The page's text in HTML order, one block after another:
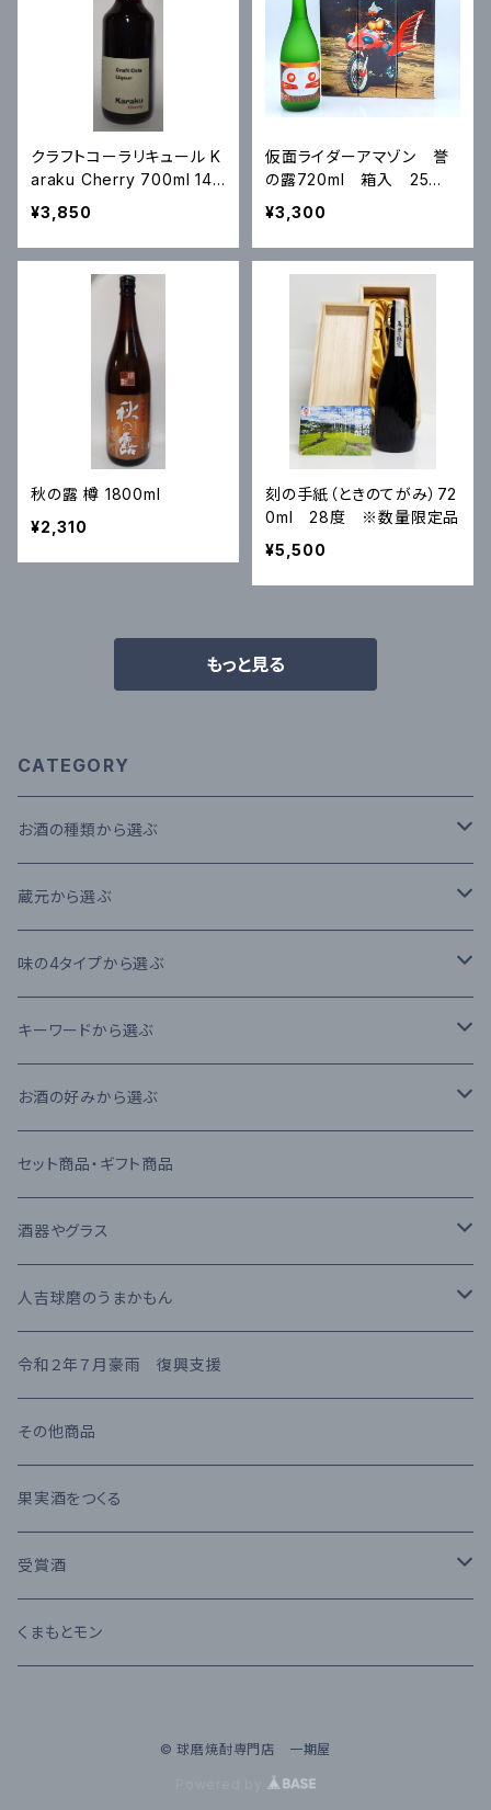
クラフトコーラリキュール K
araku Cherry 700ml 14
度
¥3,850
仮面ライダーアマゾン 誉
の露720ml 箱入 25
度 ※ミニミニアクリルスタ
ンド付き
¥3,300
秋の露 樽 1800ml
¥2,310
刻の手紙（ときのてがみ）72
0ml 28度 ※数量限定品
¥5,500
もっと見る
CATEGORY
お酒の種類から選ぶ
本格米焼酎
本格芋焼酎
本格麦焼酎
原酒
リキュール
果実酒
梅酒
熊本県産 日本酒
蔵元から選ぶ
大石酒造場
木下醸造所
寿福酒造場
常楽酒造
繊月酒造
高田酒造場
高橋酒造
堤酒造
恒松酒造
豊永酒造
鳥飼酒造
味の4タイプから選ぶ
フレーバータイプ
ライトタイプ
リッチタイプ
キャラクタータイプ
キーワードから選ぶ
減圧蒸留法
常圧蒸留法
樽熟成
長期熟成古酒 3年以上
長期熟成古酒 10年以上
受賞酒
アルコール度数 30%以上
アルコール度数 20%未満
アルコール度数 25%前後
お酒の好みから選ぶ
日本酒
吟醸酒
芋焼酎
麦焼酎
ウイスキー
ブランデー
カクテル
ワイン
セット商品・ギフト商品
酒器やグラス
RIEDEL
KIHARA
人吉球磨のうまかもん
お茶・飲み物
味噌・醤油・調味料
お菓子
お酒のおつまみ
令和２年７月豪雨 復興支援
その他商品
果実酒をつくる
受賞酒
Kura Master 2023
くまもとモン
© 球磨焼酎専門店 一期屋